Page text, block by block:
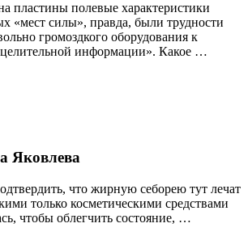
пластины полевые характеристики
«мест силы», правда, были трудности
громоздкого оборудования к
информации». Какое …
Яковлева
что жирную себорею тут лечат
только косметическими средствами
чтобы облегчить состояние, …